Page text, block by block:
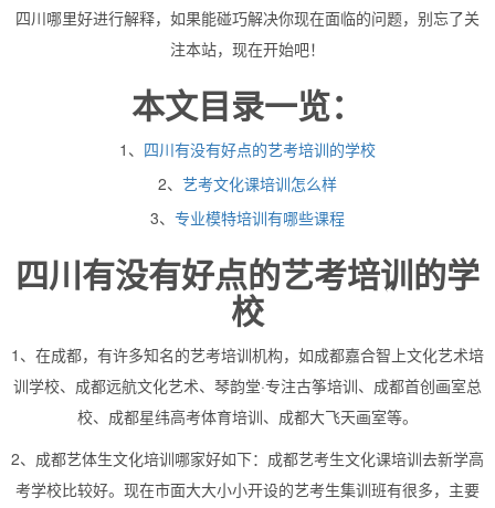
四川哪里好进行解释，如果能碰巧解决你现在面临的问题，别忘了关
注本站，现在开始吧！
本文目录一览：
1、 四川有没有好点的艺考培训的学校
2、 艺考文化课培训怎么样
3、 专业模特培训有哪些课程
四川有没有好点的艺考培训的学
校
1、在成都，有许多知名的艺考培训机构，如成都嘉合智上文化艺术培
训学校、成都远航文化艺术、琴韵堂·专注古筝培训、成都首创画室总
校、成都星纬高考体育培训、成都大飞天画室等。
2、成都艺体生文化培训哪家好如下：成都艺考生文化课培训去新学高
考学校比较好。现在市面大大小小开设的艺考生集训班有很多，主要